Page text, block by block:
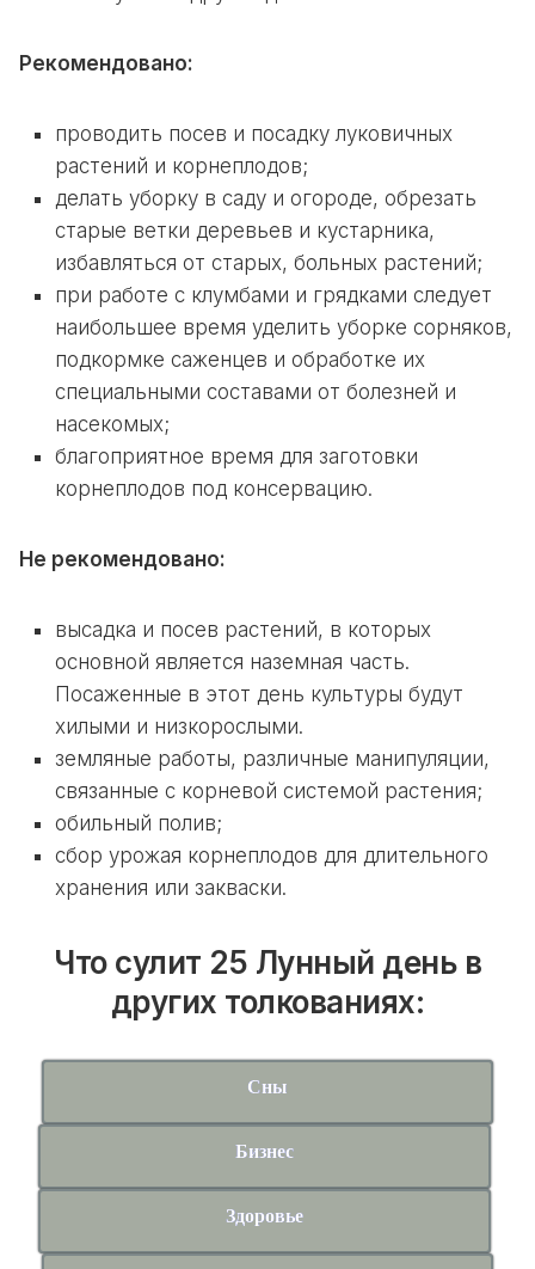
Рекомендовано:
проводить посев и посадку луковичных
растений и корнеплодов;
делать уборку в саду и огороде, обрезать
старые ветки деревьев и кустарника,
избавляться от старых, больных растений;
при работе с клумбами и грядками следует
наибольшее время уделить уборке сорняков,
подкормке саженцев и обработке их
специальными составами от болезней и
насекомых;
благоприятное время для заготовки
корнеплодов под консервацию.
Не рекомендовано:
высадка и посев растений, в которых
основной является наземная часть.
Посаженные в этот день культуры будут
хилыми и низкорослыми.
земляные работы, различные манипуляции,
связанные с корневой системой растения;
обильный полив;
сбор урожая корнеплодов для длительного
хранения или закваски.
Что сулит 25 Лунный день в
других толкованиях:
Сны
Бизнес
Здоровье